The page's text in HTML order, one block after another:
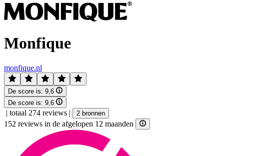
Monfique
monfique.nl
De score is: 9,6
De score is: 9,6
| totaal 274 reviews | 2 bronnen
152 reviews in de afgelopen 12 maanden